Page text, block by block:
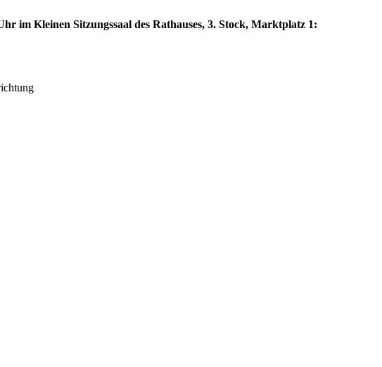
im Kleinen Sitzungssaal des Rathauses, 3. Stock, Marktplatz 1: